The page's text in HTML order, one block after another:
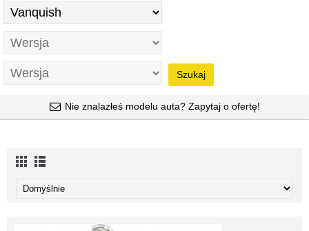
Szukaj
Nie znalazłeś modelu auta? Zapytaj o ofertę!